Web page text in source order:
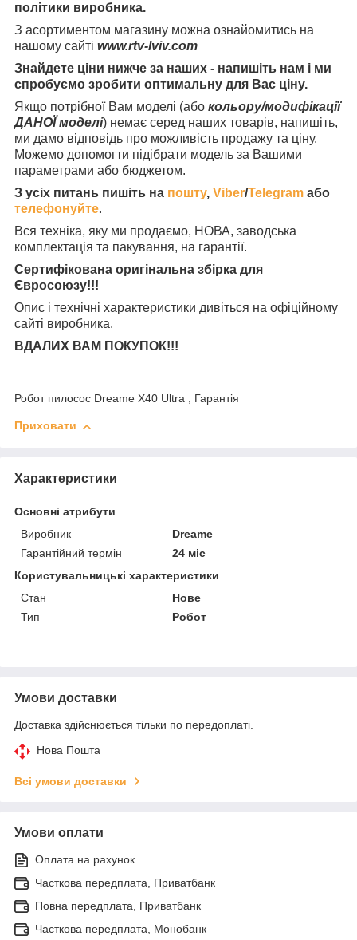
політики виробника.
З асортиментом магазину можна ознайомитись на
нашому сайті www.rtv-lviv.com
Знайдете ціни нижче за наших - напишіть нам і ми
спробуємо зробити оптимальну для Вас ціну.
Якщо потрібної Вам моделі (або кольору/модифікації
ДАНОЇ моделі) немає серед наших товарів, напишіть,
ми дамо відповідь про можливість продажу та ціну.
Можемо допомогти підібрати модель за Вашими
параметрами або бюджетом.
З усіх питань пишіть на пошту, Viber/Telegram або
телефонуйте.
Вся техніка, яку ми продаємо, НОВА, заводська
комплектація та пакування, на гарантії.
Сертифікована оригінальна збірка для
Євросоюзу!!!
Опис і технічні характеристики дивіться на офіційному
сайті виробника.
ВДАЛИХ ВАМ ПОКУПОК!!!
Робот пилосос Dreame X40 Ultra , Гарантія
Приховати
Характеристики
Основні атрибути
Виробник
Dreame
Гарантійний термін
24 міс
Користувальницькі характеристики
Стан
Нове
Тип
Робот
Умови доставки
Доставка здійснюється тільки по передоплаті.
Нова Пошта
Всі умови доставки
Умови оплати
Оплата на рахунок
Часткова передплата, Приватбанк
Повна передплата, Приватбанк
Часткова передплата, Монобанк